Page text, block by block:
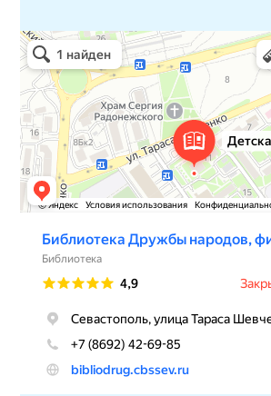
Детская библиотека № 14 Дружбы народов
Библиотека в Севастополе